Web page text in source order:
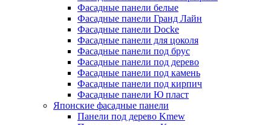
Фасадные панели белые
Фасадные панели Гранд Лайн
Фасадные панели Docke
Фасадные панели для цоколя
Фасадные панели под брус
Фасадные панели под дерево
Фасадные панели под камень
Фасадные панели под кирпич
Фасадные панели Ю пласт
Японские фасадные панели
Панели под дерево Kmew